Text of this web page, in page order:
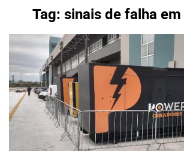
Tag: sinais de falha